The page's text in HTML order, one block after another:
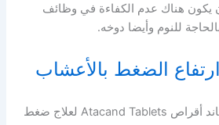
يكون هناك عدم الكفاءة في وظائف
للنوم وأيضا دوخه.
الضغط بالأعشاب
موانع استعمال دواء أتاكاند أقراص Atacand Tablets لعلاج ضغط